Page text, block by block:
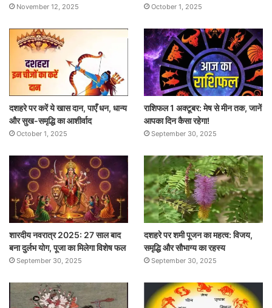
November 12, 2025 October 1, 2025
दशहरे पर करें ये खास दान, पाएँ धन, धान्य
और सुख-समृद्धि का आशीर्वाद
October 1, 2025
राशिफल 1 अक्टूबर: मेष से मीन तक, जानें
आपका दिन कैसा रहेगा!
September 30, 2025
शारदीय नवरात्र 2025: 27 साल बाद
बना दुर्लभ योग, पूजा का मिलेगा विशेष फल
September 30, 2025
दशहरे पर शमी पूजन का महत्व: विजय,
समृद्धि और सौभाग्य का रहस्य
September 30, 2025